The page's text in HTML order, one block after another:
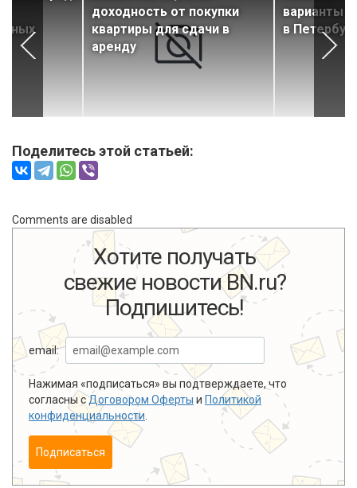
доходность от покупки
квартиры для сдачи в
аренду
варианты
в
Поделитесь этой статьей:
Comments are disabled
Хотите получать
свежие новости BN.ru?
Подпишитесь!
email:
Нажимая «подписаться» вы подтверждаете, что
согласны сДоговором Оферты и Политикой
конфиденциальности
Подписаться